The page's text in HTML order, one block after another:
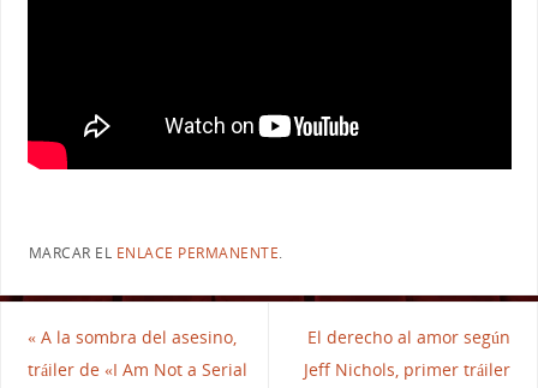
MARCAR EL ENLACE PERMANENTE.
«A la sombra del asesino,
tráiler de «I Am Not a Serial
El derecho al amor según
Jeff Nichols, primer tráiler